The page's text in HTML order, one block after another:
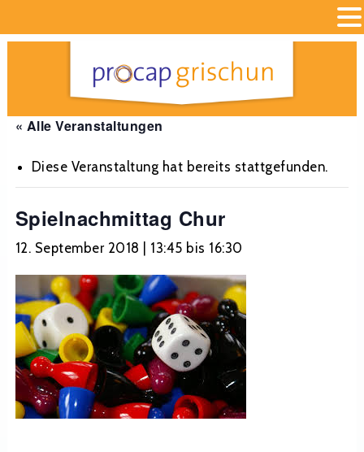
« Alle Veranstaltungen
Diese Veranstaltung hat bereits stattgefunden.
Spielnachmittag Chur
12. September 2018 | 13:45 bis 16:30